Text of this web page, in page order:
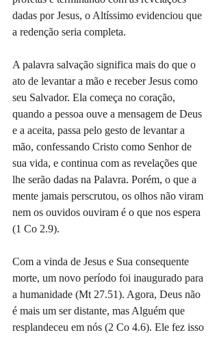
dadas por Jesus, o Altíssimo evidenciou que
a redenção seria completa.
A palavra salvação significa mais do que o
ato de levantar a mão e receber Jesus como
seu Salvador. Ela começa no coração,
quando a pessoa ouve a mensagem de Deus
e a aceita, passa pelo gesto de levantar a
mão, confessando Cristo como Senhor de
sua vida, e continua com as revelações que
lhe serão dadas na Palavra. Porém, o que a
mente jamais perscrutou, os olhos não viram
nem os ouvidos ouviram é o que nos espera
(1 Co 2.9).
Com a vinda de Jesus e Sua consequente
morte, um novo período foi inaugurado para
a humanidade (Mt 27.51). Agora, Deus não
é mais um ser distante, mas Alguém que
resplandeceu em nós (2 Co 4.6). Ele fez isso